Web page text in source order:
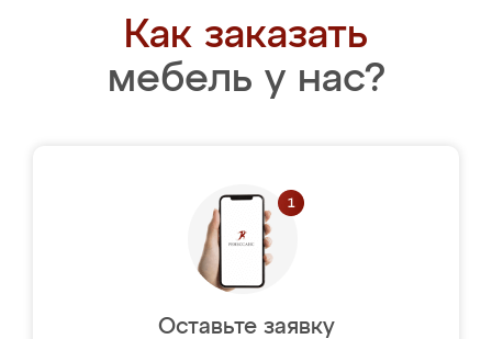
Как заказать
мебель у нас?
Оставьте заявку